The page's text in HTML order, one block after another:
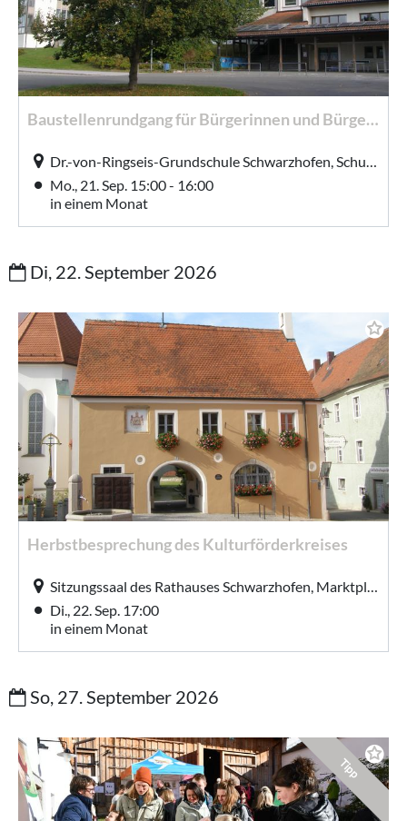
Baustellenrundgang für Bürgerinnen und Bürger in der Dr.-von-Ringseis-Grundschule mit dem Architekten
Dr.-von-Ringseis-Grundschule Schwarzhofen, Schulstraße 8, Schwarzhofen
Mo., 21. Sep. 15:00 - 16:00
in einem Monat
Di, 22. September 2026
Herbstbesprechung des Kulturförderkreises
Di., 22. Sep. 17:00
in einem Monat
So, 27. September 2026
Tipp